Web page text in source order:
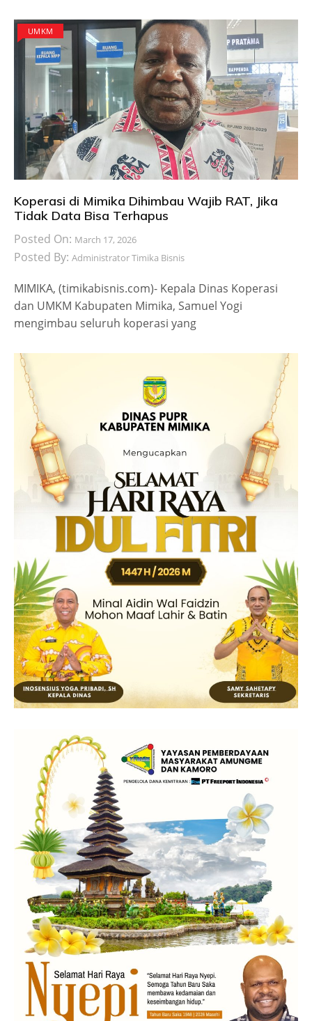
UMKM
Koperasi di Mimika Dihimbau Wajib RAT, Jika
Tidak Data Bisa Terhapus
Posted On: March 17, 2026
Posted By: Administrator Timika Bisnis
MIMIKA, (timikabisnis.com)- Kepala Dinas Koperasi
dan UMKM Kabupaten Mimika, Samuel Yogi
mengimbau seluruh koperasi yang